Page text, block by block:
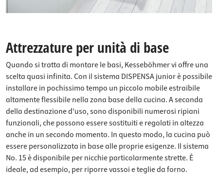
Attrezzature per unità di base
Quando si tratta di montare le basi, Kesseböhmer vi offre una
scelta quasi infinita. Con il sistema DISPENSA junior è possibile
installare in pochissimo tempo un piccolo mobile estraibile
altamente flessibile nella zona base della cucina. A seconda
della destinazione d'uso, sono disponibili numerosi ripiani
funzionali, che possono essere sostituiti e regolati in altezza
anche in un secondo momento. In questo modo, la cucina può
essere personalizzata in base alle proprie esigenze. Il sistema
No. 15 è disponibile per nicchie particolarmente strette. È
ideale, ad esempio, per riporre vassoi e teglie da forno.